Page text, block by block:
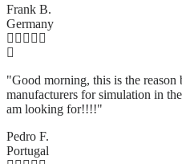
Frank B.
Germany
"Good morning, this is the
manufacturers for simulation in
am looking for!!!!"
Pedro F.
Portugal